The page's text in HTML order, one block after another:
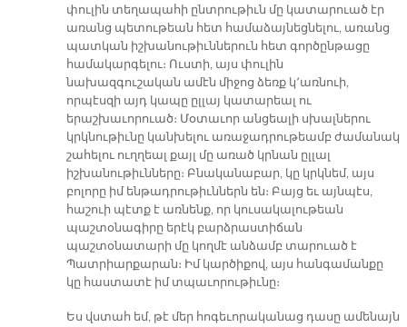
փուլին տեղապահի ընտրութիւն մը կատարուած էր
առանց պետութեան հետ համաձայնեցնելու, առանց
պատկան իշխանութիւններուն հետ գործընթացը
համակարգելու։ Ուստի, այս փուլին
նախազգուշական ամէն միջոց ձեռք կ՚առնուի,
որպէսզի այդ կապը ըլլայ կատարեալ ու
երաշխաւորուած։ Մօտաւոր անցեալի սխալներու
կրկնութիւնը կանխելու առաջադրութեամբ ժամանակ
շահելու ուղղեալ քայլ մը առած կրնան ըլլալ
իշխանութիւնները։ Բնականաբար, կը կրկնեմ, այս
բոլորը իմ ենթադրութիւններն են։ Բայց եւ այնպէս,
հաշուի պէտք է առնենք, որ կուսակալութեան
պաշտօնագիրը երէկ բարձրաստիճան
պաշտօնատարի մը կողմէ անձամբ տարուած է
Պատրիարքարան։ Իմ կարծիքով, այս հանգամանքը
կը հաստատէ իմ տպաւորութիւնը։
Ես վստահ եմ, թէ մեր հոգեւորականաց դասը ամենայն